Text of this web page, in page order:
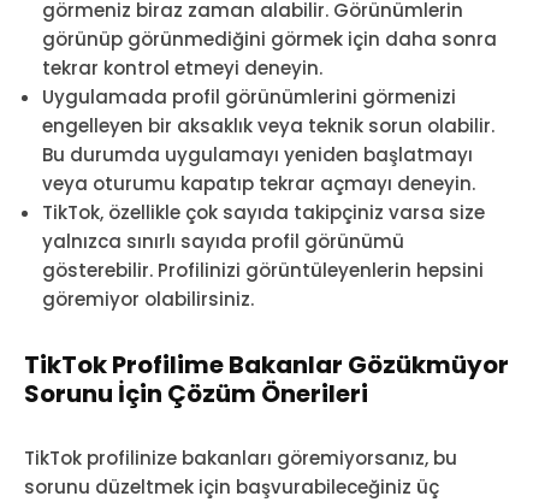
görmeniz biraz zaman alabilir. Görünümlerin
görünüp görünmediğini görmek için daha sonra
tekrar kontrol etmeyi deneyin.
Uygulamada profil görünümlerini görmenizi
engelleyen bir aksaklık veya teknik sorun olabilir.
Bu durumda uygulamayı yeniden başlatmayı
veya oturumu kapatıp tekrar açmayı deneyin.
TikTok, özellikle çok sayıda takipçiniz varsa size
yalnızca sınırlı sayıda profil görünümü
gösterebilir. Profilinizi görüntüleyenlerin hepsini
göremiyor olabilirsiniz.
TikTok Profilime Bakanlar Gözükmüyor
Sorunu İçin Çözüm Önerileri
TikTok profilinize bakanları göremiyorsanız, bu
sorunu düzeltmek için başvurabileceğiniz üç